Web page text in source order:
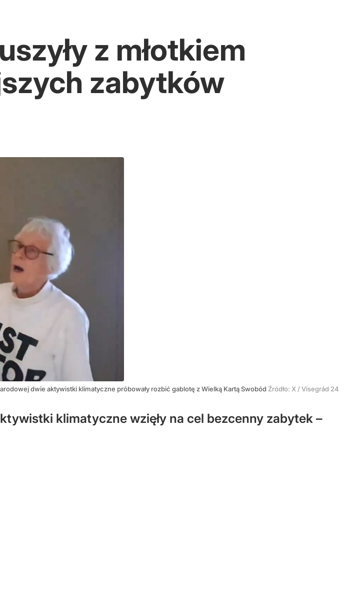
z młotkiem
zabytków
dwie aktywistki klimatyczne próbowały rozbić gablotę z Wielką Kartą Swobód Źródło: X /Visegrád 24
klimatyczne wzięły na cel bezcenny zabytek –